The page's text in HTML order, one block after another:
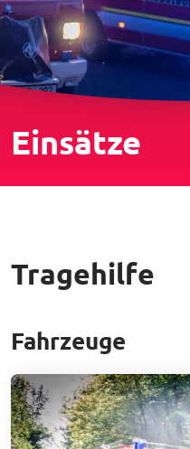
Einsätze
Tragehilfe
Fahrzeuge